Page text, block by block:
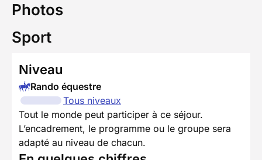
Photos
Sport
Niveau
Rando équestre
Tous niveaux
Tout le monde peut participer à ce séjour.
L’encadrement, le programme ou le groupe sera
adapté au niveau de chacun.